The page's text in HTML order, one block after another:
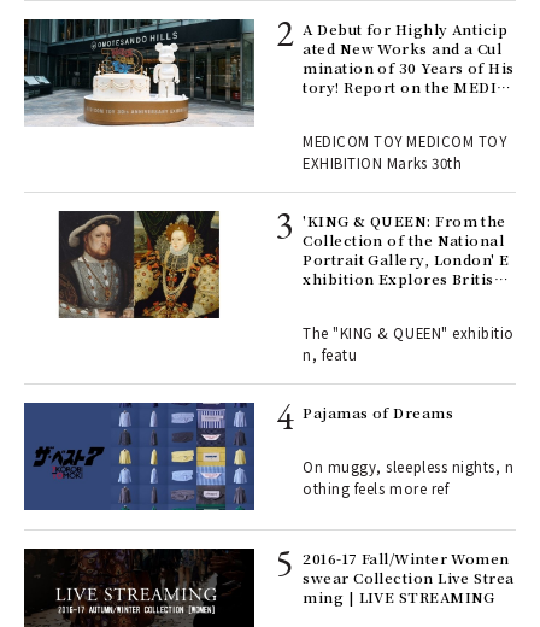
A Debut for Highly Anticip
ated New Works and a Cul
mination of 30 Years of His
tory! Report on the MEDIC
TOY
MEDICOM TOY MEDICOM TOY
EXHIBITION Marks 30th
'KING & QUEEN: From the
Collection of the National
Portrait Gallery, London' E
xhibition Explores British
The "KING & QUEEN" exhibitio
n, featu
Pajamas of Dreams
On muggy, sleepless nights, n
othing feels more ref
2016-17 Fall/Winter Women
swear Collection Live Strea
ming | LIVE STREAMING